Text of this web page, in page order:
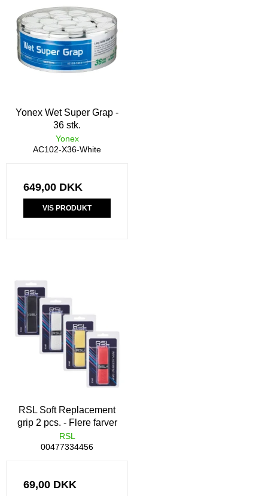
Yonex Wet Super Grap -
36 stk.
Yonex
AC102-X36-White
649,00 DKK
VIS PRODUKT
RSL Soft Replacement
grip 2 pcs. - Flere farver
RSL
00477334456
69,00 DKK